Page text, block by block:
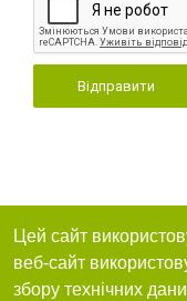
Відправити
Цей сайт
веб-сайт
збору технічних